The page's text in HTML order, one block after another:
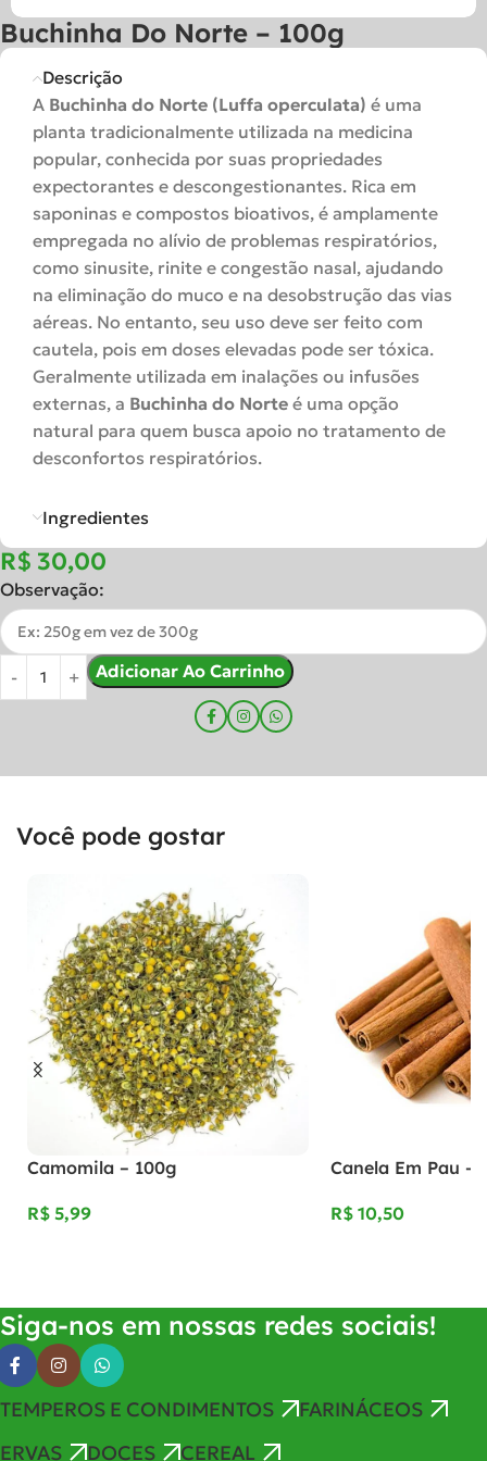
Buchinha Do Norte – 100g
Descrição
A Buchinha do Norte (Luffa operculata) é uma
planta tradicionalmente utilizada na medicina
popular, conhecida por suas propriedades
expectorantes e descongestionantes. Rica em
saponinas e compostos bioativos, é amplamente
empregada no alívio de problemas respiratórios,
como sinusite, rinite e congestão nasal, ajudando
na eliminação do muco e na desobstrução das vias
aéreas. No entanto, seu uso deve ser feito com
cautela, pois em doses elevadas pode ser tóxica.
Geralmente utilizada em inalações ou infusões
externas, a Buchinha do Norte é uma opção
natural para quem busca apoio no tratamento de
desconfortos respiratórios.
Ingredientes
R$
Observação:
Adicionar Ao Carrinho
Você pode gostar
Camomila – 100g
R$
Canela Em Pau –
R$
Siga-nos em nossas redes sociais!
TEMPEROS E CONDIMENTOS
FARINÁCEOS
ERVAS
DOCES CEREAL